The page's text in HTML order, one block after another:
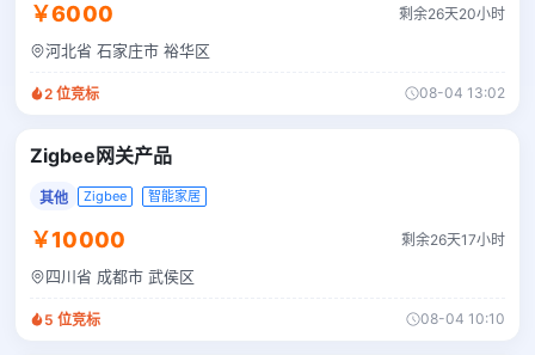
￥6000 剩余26天20小时
河北省 石家庄市 裕华区
2 位竞标 08-04 13:02
Zigbee网关产品
其他 Zigbee 智能家居
￥10000 剩余26天17小时
四川省 成都市 武侯区
5 位竞标 08-04 10:10